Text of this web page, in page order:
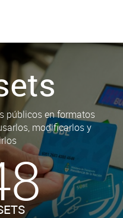
públicos en formatos
modificarlos y